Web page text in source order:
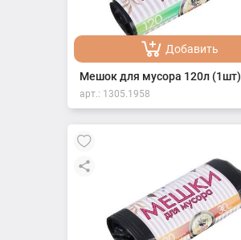
Добавить
Добавлено
Мешок для мусора 120л (1шт)
арт.: 1305.1958